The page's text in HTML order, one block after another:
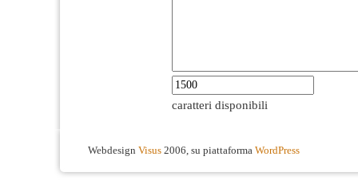
caratteri disponibili
Webdesign Visus 2006, su piattaforma WordPress